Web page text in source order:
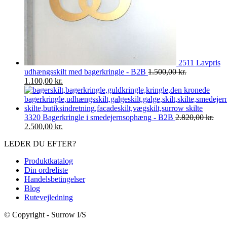
2511 Lavpris
udhængsskilt med bagerkringle - B2B 1.500,00kr.
Den
oprindelige
pris
var:
1.500,00 kr..
1.100,00 kr.
aktuelle
pris
er:
1.100,00 kr..
3320 Bagerkringle i smedejernsophæng - B2B 2.820,00kr.
Den
pris
2.820,00 kr..
2.500,00 kr.
pris
2.500,00 kr..
LEDER DU EFTER?
Produktkatalog
Din ordreliste
Handelsbetingelser
Blog
Rutevejledning
© Copyright - Surrow I/S